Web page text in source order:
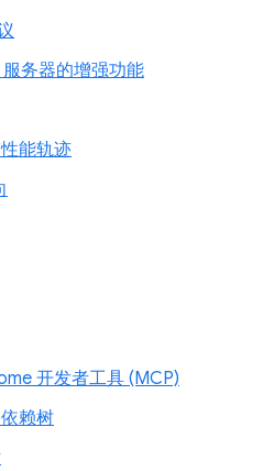
务器的增强功能
能轨迹
开发者工具 (MCP)
赖树